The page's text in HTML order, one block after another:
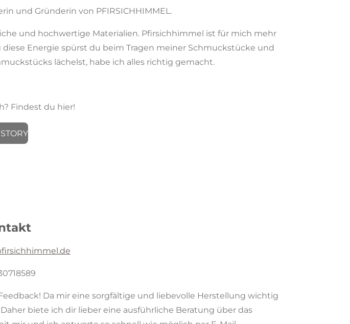
und Gründerin von PFIRSICHHIMMEL.
und hochwertige Materialien. Pfirsichhimmel ist für mich mehr
diese Energie spürst du beim Tragen meiner Schmuckstücke und
lächelst, habe ich alles richtig gemacht.
Findest du hier!
Da mir eine sorgfältige und liebevolle Herstellung wichtig
biete ich dir lieber eine ausführliche Beratung über das